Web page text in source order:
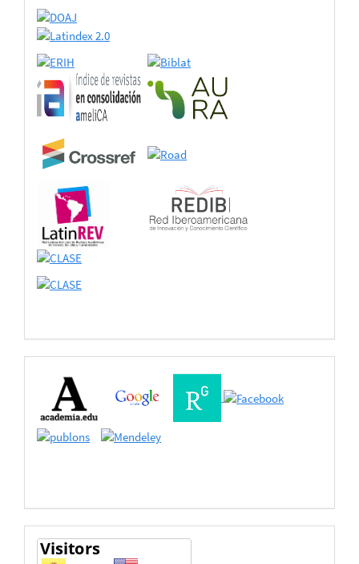
certificado
de
adhesión
Buscadores
Bases
de
estadisticas